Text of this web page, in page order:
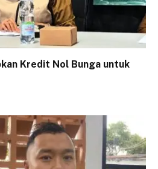
Kredit Nol Bunga untuk